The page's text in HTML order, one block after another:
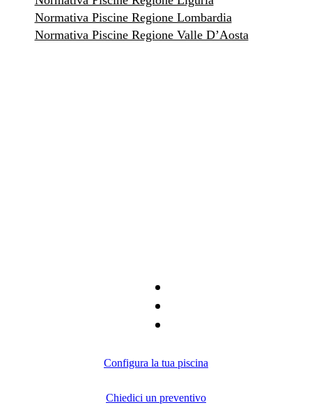
Normativa Piscine Regione Lombardia
Normativa Piscine Regione Valle D’Aosta
Configura la tua piscina
Chiedici un preventivo